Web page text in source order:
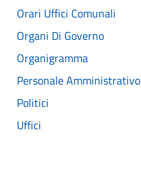
Orari Uffici Comunali
Organi Di Governo
Organigramma
Personale Amministrativo
Politici
Uffici